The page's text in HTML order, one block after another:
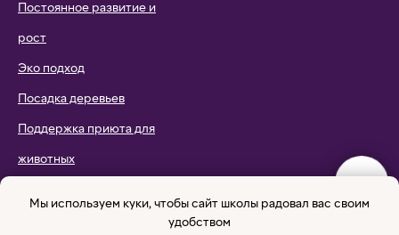
Мы используем куки, чтобы сайт школы радовал вас своим
удобством
Постоянное развитие и
рост
Эко подход
Посадка деревьев
Поддержка приюта для
животных